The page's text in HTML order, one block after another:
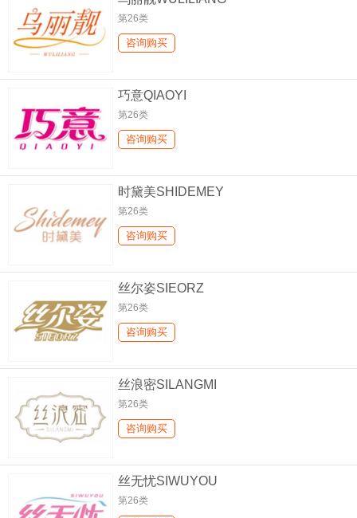
第26类
咨询购买
巧意QIAOYI
第26类
咨询购买
时黛美SHIDEMEY
第26类
咨询购买
丝尔姿SIEORZ
第26类
咨询购买
丝浪密SILANGMI
第26类
咨询购买
丝无忧SIWUYOU
第26类